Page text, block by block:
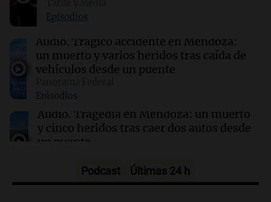
15:00
Barcelona y Real Madrid despidieron en sus
redes sociales a Jorge Messi
Quiniela matutina: conocé los números
ganadores de hoy sábado 8 de agosto.
Episodios
Audio. Trágico accidente en Mendoza:
un muerto y varios heridos tras caída de
vehículos desde un puente
Episodios
Audio. Tragedia en Mendoza: un muerto
y cinco heridos tras caer dos autos desde
un puente
Audio.Messi llegará esta noche a
Podcast Últimas 24 h